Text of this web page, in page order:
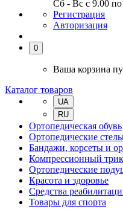
Сб - Вс с 9.00
Регистрация
Авторизация
0
Ваша корзина
Каталог товаров
UA
RU
Ортопедическая обувь
Ортопедические
Бандажи, корсеты и
Компрессионный
Ортопедические
Красота и здоровье
Средства
Товары для спорта